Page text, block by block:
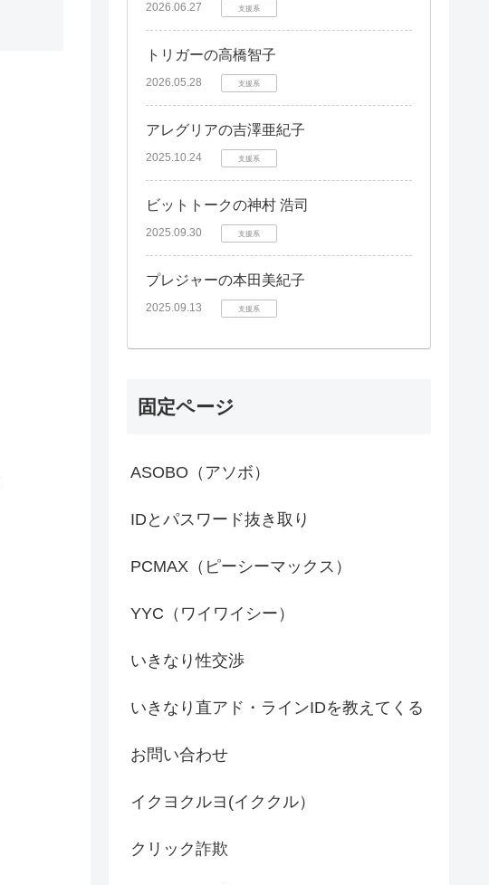
2026.06.27 支援系
トリガーの高橋智子
2026.05.28 支援系
アレグリアの吉澤亜紀子
2025.10.24 支援系
ビットトークの神村 浩司
2025.09.30 支援系
プレジャーの本田美紀子
2025.09.13 支援系
固定ページ
ASOBO（アソボ）
IDとパスワード抜き取り
PCMAX（ピーシーマックス）
YYC（ワイワイシー）
いきなり性交渉
いきなり直アド・ラインIDを教えてくる
お問い合わせ
イクヨクルヨ(イククル）
クリック詐欺